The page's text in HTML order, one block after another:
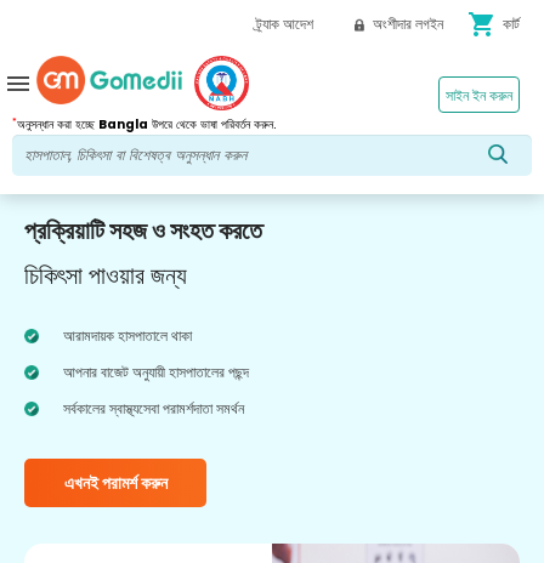
ট্র্যাক আদেশ অংশীদার লগইন shopping_cart কার্ট
*অনুসন্ধান করা হচ্ছে Bangla উপরে থেকে ভাষা পরিবর্তন করুন.
সাইন ইন করুন
menu
প্রক্রিয়াটি সহজ ও সংহত করতে
চিকিৎসা পাওয়ার জন্য
আরামদায়ক হাসপাতালে থাকা
আপনার বাজেট অনুযায়ী হাসপাতালের পছন্দ
সর্বকালের স্বাস্থ্যসেবা পরামর্শদাতা সমর্থন
এখনই পরামর্শ করুন